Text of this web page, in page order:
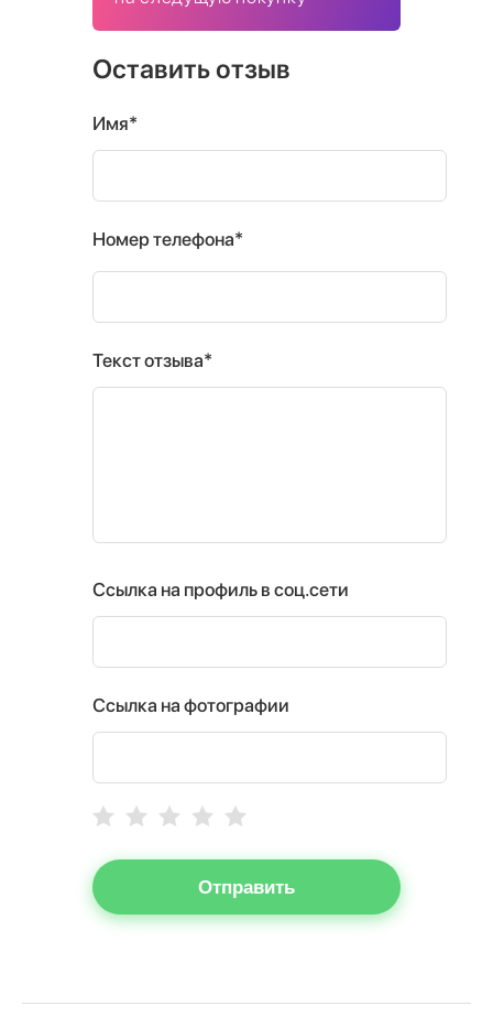
Оставить отзыв
Имя*
Номер телефона*
Текст отзыва*
Ссылка на профиль в соц.сети
Ссылка на фотографии
Отправить